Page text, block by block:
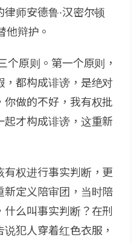
师安德鲁·汉密尔顿
他辩护。
个原则。第一个原则，
都构成诽谤，是绝对
做的不好，我有权批
才构成诽谤，这重新
权进行事实判断，更
新定义陪审团，当时陪
么叫事实判断？在刑
犯人穿着红色衣服，